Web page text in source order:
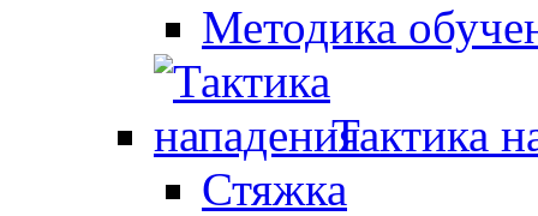
Методика
Тактика
Стяжка